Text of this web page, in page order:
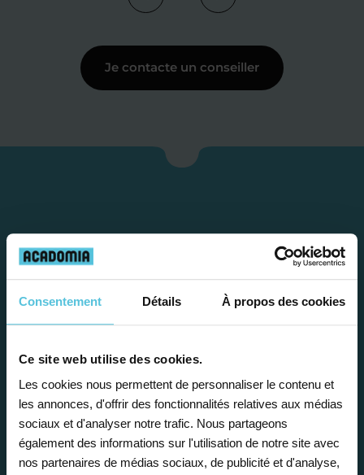
Consentement Détails À propos des cookies
Ce site web utilise des cookies.
Les cookies nous permettent de personnaliser le contenu et
les annonces, d'offrir des fonctionnalités relatives aux médias
sociaux et d'analyser notre trafic. Nous partageons
également des informations sur l'utilisation de notre site avec
nos partenaires de médias sociaux, de publicité et d'analyse,
Je contacte un conseiller
Étape 1
Je vous propose un
bilan personnalisé